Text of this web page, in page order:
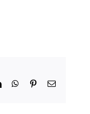
LinkedInWhatsApp
PinterestEmail